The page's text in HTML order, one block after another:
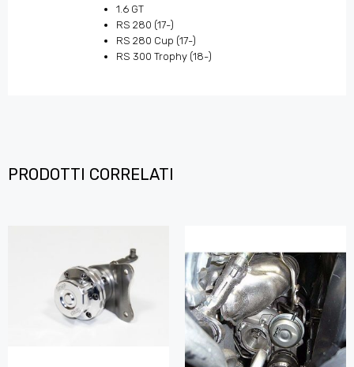
1.6 GT
RS 280 (17-)
RS 280 Cup (17-)
RS 300 Trophy (18-)
PRODOTTI CORRELATI